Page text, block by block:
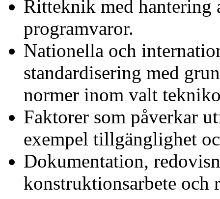
Ritteknik med hantering
programvaror.
Nationella och
standardisering med
normer inom valt
Faktorer som påverkar
exempel tillgänglighet
Dokumentation,
konstruktionsarbete och